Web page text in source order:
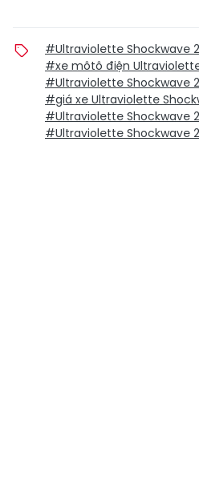
#Ultraviolette Shockwave
#xe môtô điện
#Ultraviolette Shockwave
#giá xe Ultraviolette
#Ultraviolette Shockwave
#Ultraviolette Shockwave